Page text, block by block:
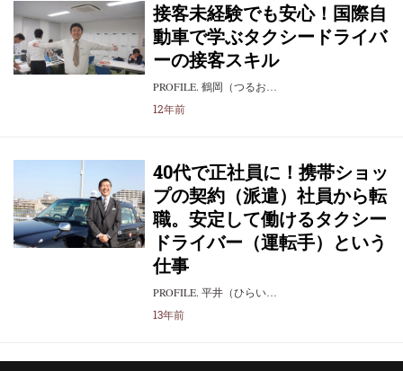
接客未経験でも安心！国際自
動車で学ぶタクシードライバ
ーの接客スキル
PROFILE. 鶴岡（つるお…
12年前
40代で正社員に！携帯ショッ
プの契約（派遣）社員から転
職。安定して働けるタクシー
ドライバー（運転手）という
仕事
PROFILE. 平井（ひらい…
13年前